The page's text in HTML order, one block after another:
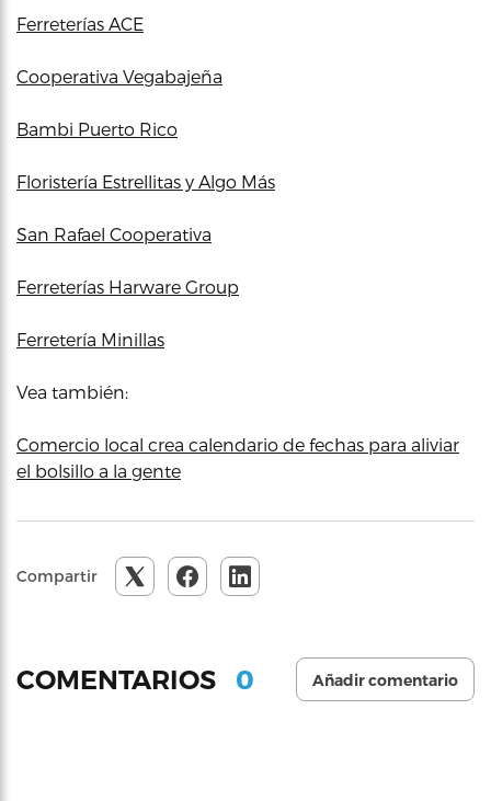
Ferreterías ACE
Cooperativa Vegabajeña
Bambi Puerto Rico
Floristería Estrellitas y Algo Más
San Rafael Cooperativa
Ferreterías Harware Group
Ferretería Minillas
Vea también:
Comercio local crea calendario de fechas para aliviar
el bolsillo a la gente
Compartir
COMENTARIOS 0 Añadir comentario